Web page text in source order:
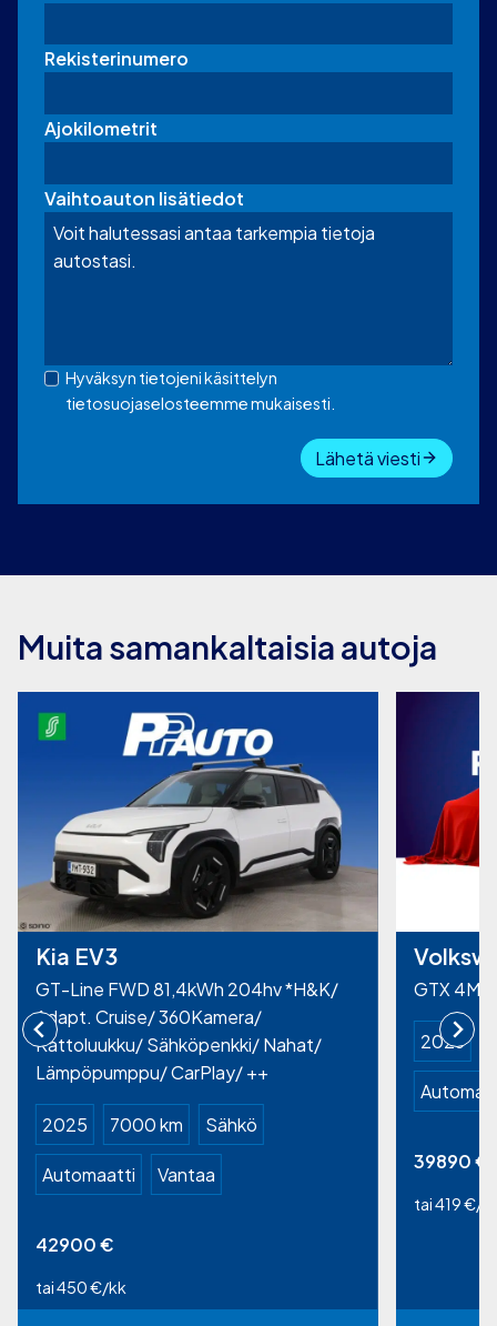
Rekisterinumero
Ajokilometrit
Vaihtoauton lisätiedot
Hyväksyn tietojeni käsittelyn
tietosuojaselosteemme mukaisesti.
Lähetä viesti
Muita samankaltaisia autoja
Kia EV3
GT-Line FWD 81,4kWh 204hv *H&K/
Adapt. Cruise/ 360Kamera/
Kattoluukku/ Sähköpenkki/ Nahat/
Lämpöpumppu/ CarPlay/ ++
2025 7000 km Sähkö
Automaatti Vantaa
42900€
tai 450 €/kk
GTX
2023
39890€
tai 419 €/